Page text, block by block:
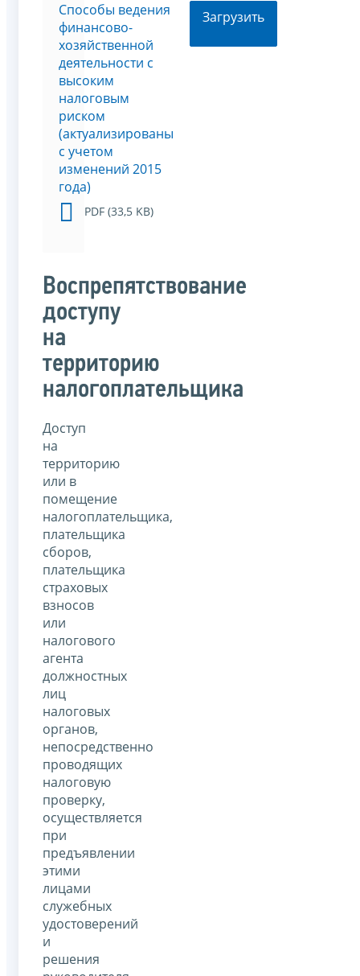
Способы ведения
финансово-
хозяйственной
деятельности с
высоким
налоговым
риском
(актуализированы
с учетом
изменений 2015
года)
PDF (33,5 KB)
Загрузить
Воспрепятствование
доступу
на
территорию
налогоплательщика
Доступ
на
территорию
или в
помещение
налогоплательщика,
плательщика
сборов,
плательщика
страховых
взносов
или
налогового
агента
должностных
лиц
налоговых
органов,
непосредственно
проводящих
налоговую
проверку,
осуществляется
при
предъявлении
этими
лицами
служебных
удостоверений
и
решения